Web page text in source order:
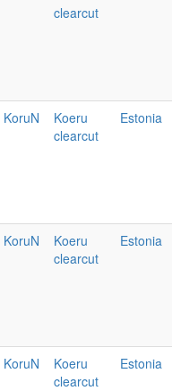
clearcut
KoruN
Koeru
clearcut
Estonia
KoruN
Koeru
clearcut
Estonia
KoruN
Koeru
clearcut
Estonia